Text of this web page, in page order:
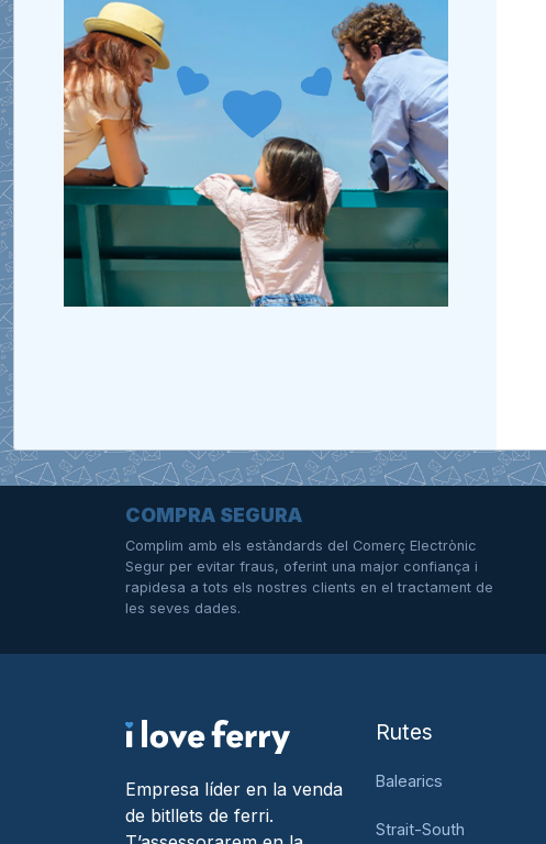
COMPRA SEGURA
Complim amb els estàndards del Comerç Electrònic
Segur per evitar fraus, oferint una major confiança i
rapidesa a tots els nostres clients en el tractament de
les seves dades.
Empresa líder en la venda
de bitllets de ferri.
Rutes
Balearics
Strait-South